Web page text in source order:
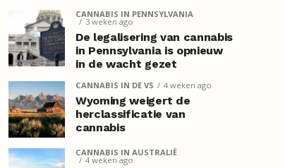
CANNABIS IN PENNSYLVANIA
3 weken ago
De legalisering van cannabis
in Pennsylvania is opnieuw
in de wacht gezet
CANNABIS IN DE VS 4 weken ago
Wyoming weigert de
herclassificatie van
cannabis
CANNABIS IN AUSTRALIË
4 weken ago